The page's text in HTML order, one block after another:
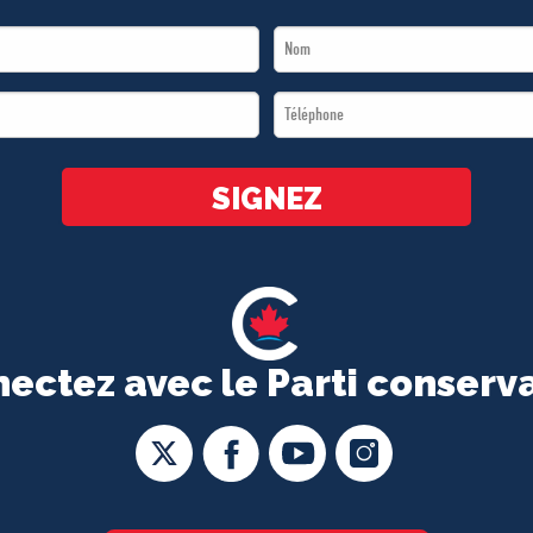
avec le Parti
Last
Name
Téléphone
*
SIGNEZ